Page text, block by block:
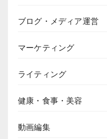
ブログ・メディア運営
マーケティング
ライティング
健康・食事・美容
動画編集